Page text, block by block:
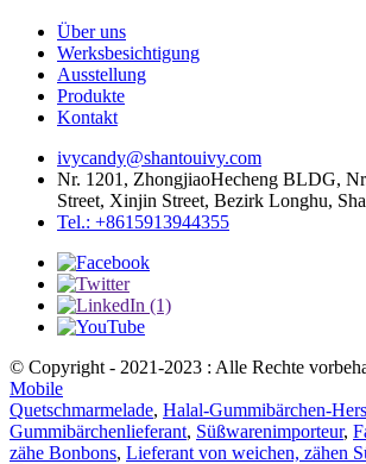
Über uns
Werksbesichtigung
Ausstellung
Produkte
Kontakt
ivycandy@shantouivy.com
Nr. 1201, ZhongjiaoHecheng BLDG,
Street, Xinjin Street, Bezirk Longhu,
Tel.: +8615913944355
© Copyright - 2021-2023 : Alle Rechte
Mobile
Quetschmarmelade, Halal-Gummibärchen-
Gummibärchenlieferant, Süßwarenimporteur,
zähe Bonbons, Lieferant von weichen, zähen